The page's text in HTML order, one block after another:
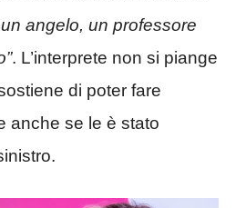
angelo, un professore
. L’interprete non si piange
di poter fare
anche se le è stato